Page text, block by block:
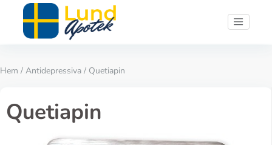
Hem / Antidepressiva / Quetiapin
Quetiapin